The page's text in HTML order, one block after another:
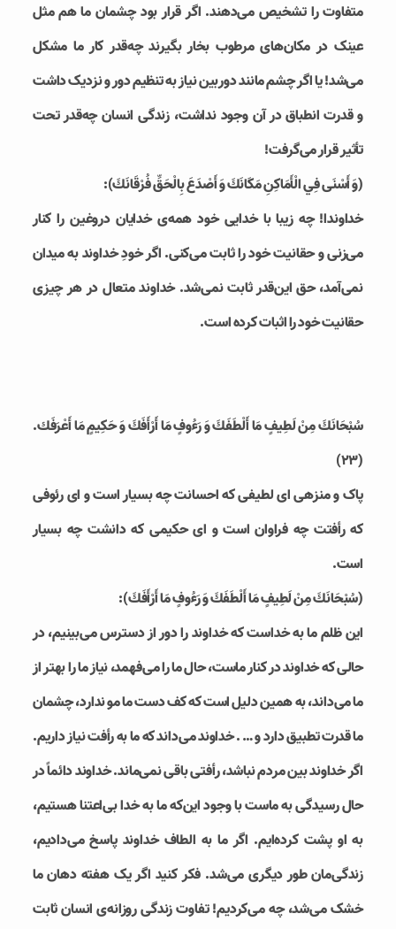
متفاوت را تشخیص می‌دهند. اگر قرار بود چشمان ما هم مثل
عینک در مکان‌های مرطوب بخار بگیرند چه‌قدر کار ما مشکل
می‌شد! یا اگر چشم مانند دوربین نیاز به تنظیم دور و نزدیک داشت
و قدرت انطباق در آن وجود نداشت، زندگی انسان چه‌قدر تحت
تأثیر قرار می‌گرفت!
(وَ أَسْنَى فِي الْأَمَاكِنِ مَكَانَكَ وَ أَصْدَعَ بِالْحَقِّ فُرْقَانَكَ‏):
خداوندا! چه زیبا با خدایی خود همه‌ی خدایان دروغین را کنار
می‌زنی و حقانیت خود را ثابت می‌کنی. اگر خودِ خداوند به میدان
نمی‌آمد، حق این‌قدر ثابت نمی‌شد. خداوند متعال در هر چیزی
حقانیت خود را اثبات کرده است.
سُبْحَانَكَ مِنْ لَطِيفٍ مَا أَلْطَفَكَ وَ رَءُوفٍ مَا أَرْأَفَكَ وَ حَكِيمٍ مَا أَعْرَفَك.
(۲۳)
پاک و منزهی ای لطیفی که احسانت چه بسیار است و ای رئوفی
که رأفتت چه فراوان است و ای حکیمی که دانشت چه بسیار
است.
(سُبْحَانَكَ مِنْ لَطِيفٍ مَا أَلْطَفَكَ وَ رَءُوفٍ مَا أَرْأَفَكَ):
این ظلم ما به خداست که خداوند را دور از دسترس می‌بینیم، در
حالی که خداوند در کنار ماست، حال ما را می‌فهمد، نیاز ما را بهتر از
ما می‌داند، به همین دلیل است که کف دست ما مو ندارد، چشمان
ما قدرت تطبیق دارد و … . خداوند می‌داند که ما به رأفت نیاز داریم.
اگر خداوند بین مردم نباشد، رأفتی باقی نمی‌ماند. خداوند دائماً در
حال رسیدگی به ماست با وجود این‌که ما به خدا بی‌اعتنا هستیم،
به او پشت کرده‌ایم. اگر ما به الطاف خداوند پاسخ می‌دادیم،
زندگی‌مان طور دیگری می‌شد. فکر کنید اگر یک هفته دهان ما
خشک می‌شد، چه می‌کردیم! تفاوت زندگی روزانه‌ی انسان ثابت